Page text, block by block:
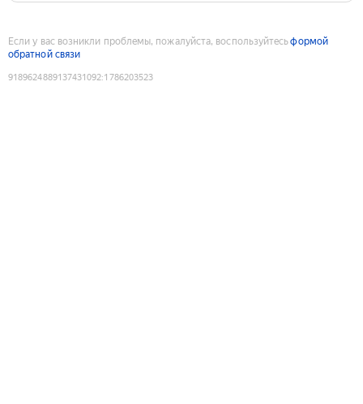
Если у вас возникли проблемы, пожалуйста, воспользуйтесьформой
обратной связи
9189624889137431092:1786203523